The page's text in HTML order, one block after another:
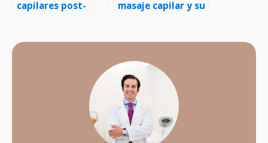
capilares post-
masaje capilar y su
cabello